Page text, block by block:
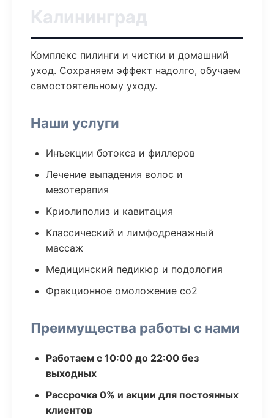
Калининград
Комплекс пилинги и чистки и домашний
уход. Сохраняем эффект надолго, обучаем
самостоятельному уходу.
Наши услуги
Инъекции ботокса и филлеров
Лечение выпадения волос и
мезотерапия
Криолиполиз и кавитация
Классический и лимфодренажный
массаж
Медицинский педикюр и подология
Фракционное омоложение co2
Преимущества работы с нами
Работаем с 10:00 до 22:00 без
выходных
Рассрочка 0% и акции для постоянных
клиентов